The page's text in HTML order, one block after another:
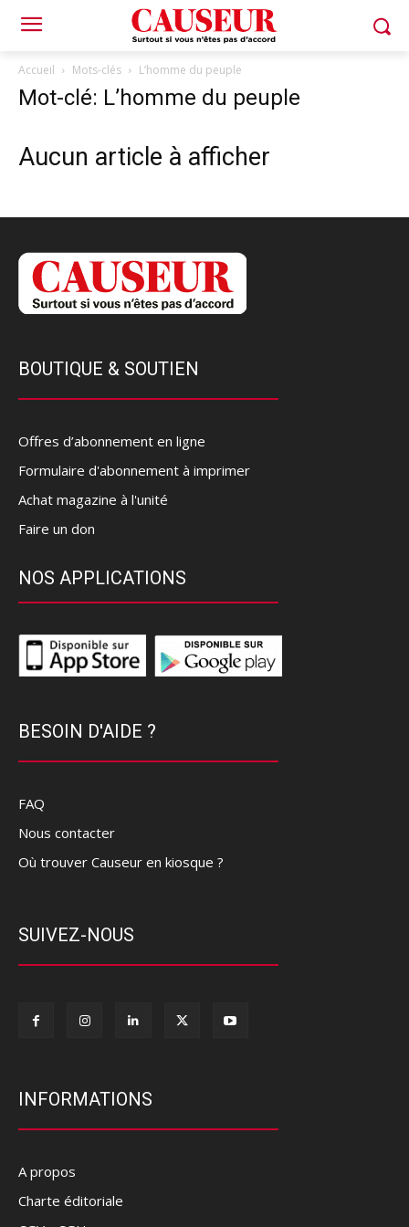
Accueil Mots-clés L’homme du peuple
Mot-clé: L’homme du peuple
Aucun article à afficher
BOUTIQUE & SOUTIEN
Offres d’abonnement en ligne
Formulaire d'abonnement à imprimer
Achat magazine à l'unité
Faire un don
NOS APPLICATIONS
BESOIN D'AIDE ?
FAQ
Nous contacter
Où trouver Causeur en kiosque ?
SUIVEZ-NOUS
INFORMATIONS
A propos
Charte éditoriale